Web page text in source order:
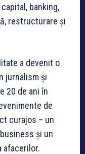
banking,
restructurare și
a devenit o
jurnalism și
20 de ani în
de
curajos – un
și un
afacerilor.